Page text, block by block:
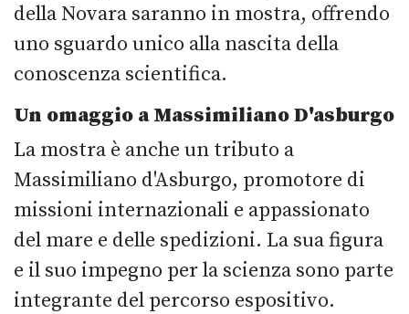
della Novara saranno in mostra, offrendo
uno sguardo unico alla nascita della
conoscenza scientifica.
Un omaggio a Massimiliano D'asburgo
La mostra è anche un tributo a
Massimiliano d'Asburgo, promotore di
missioni internazionali e appassionato
del mare e delle spedizioni. La sua figura
e il suo impegno per la scienza sono parte
integrante del percorso espositivo.